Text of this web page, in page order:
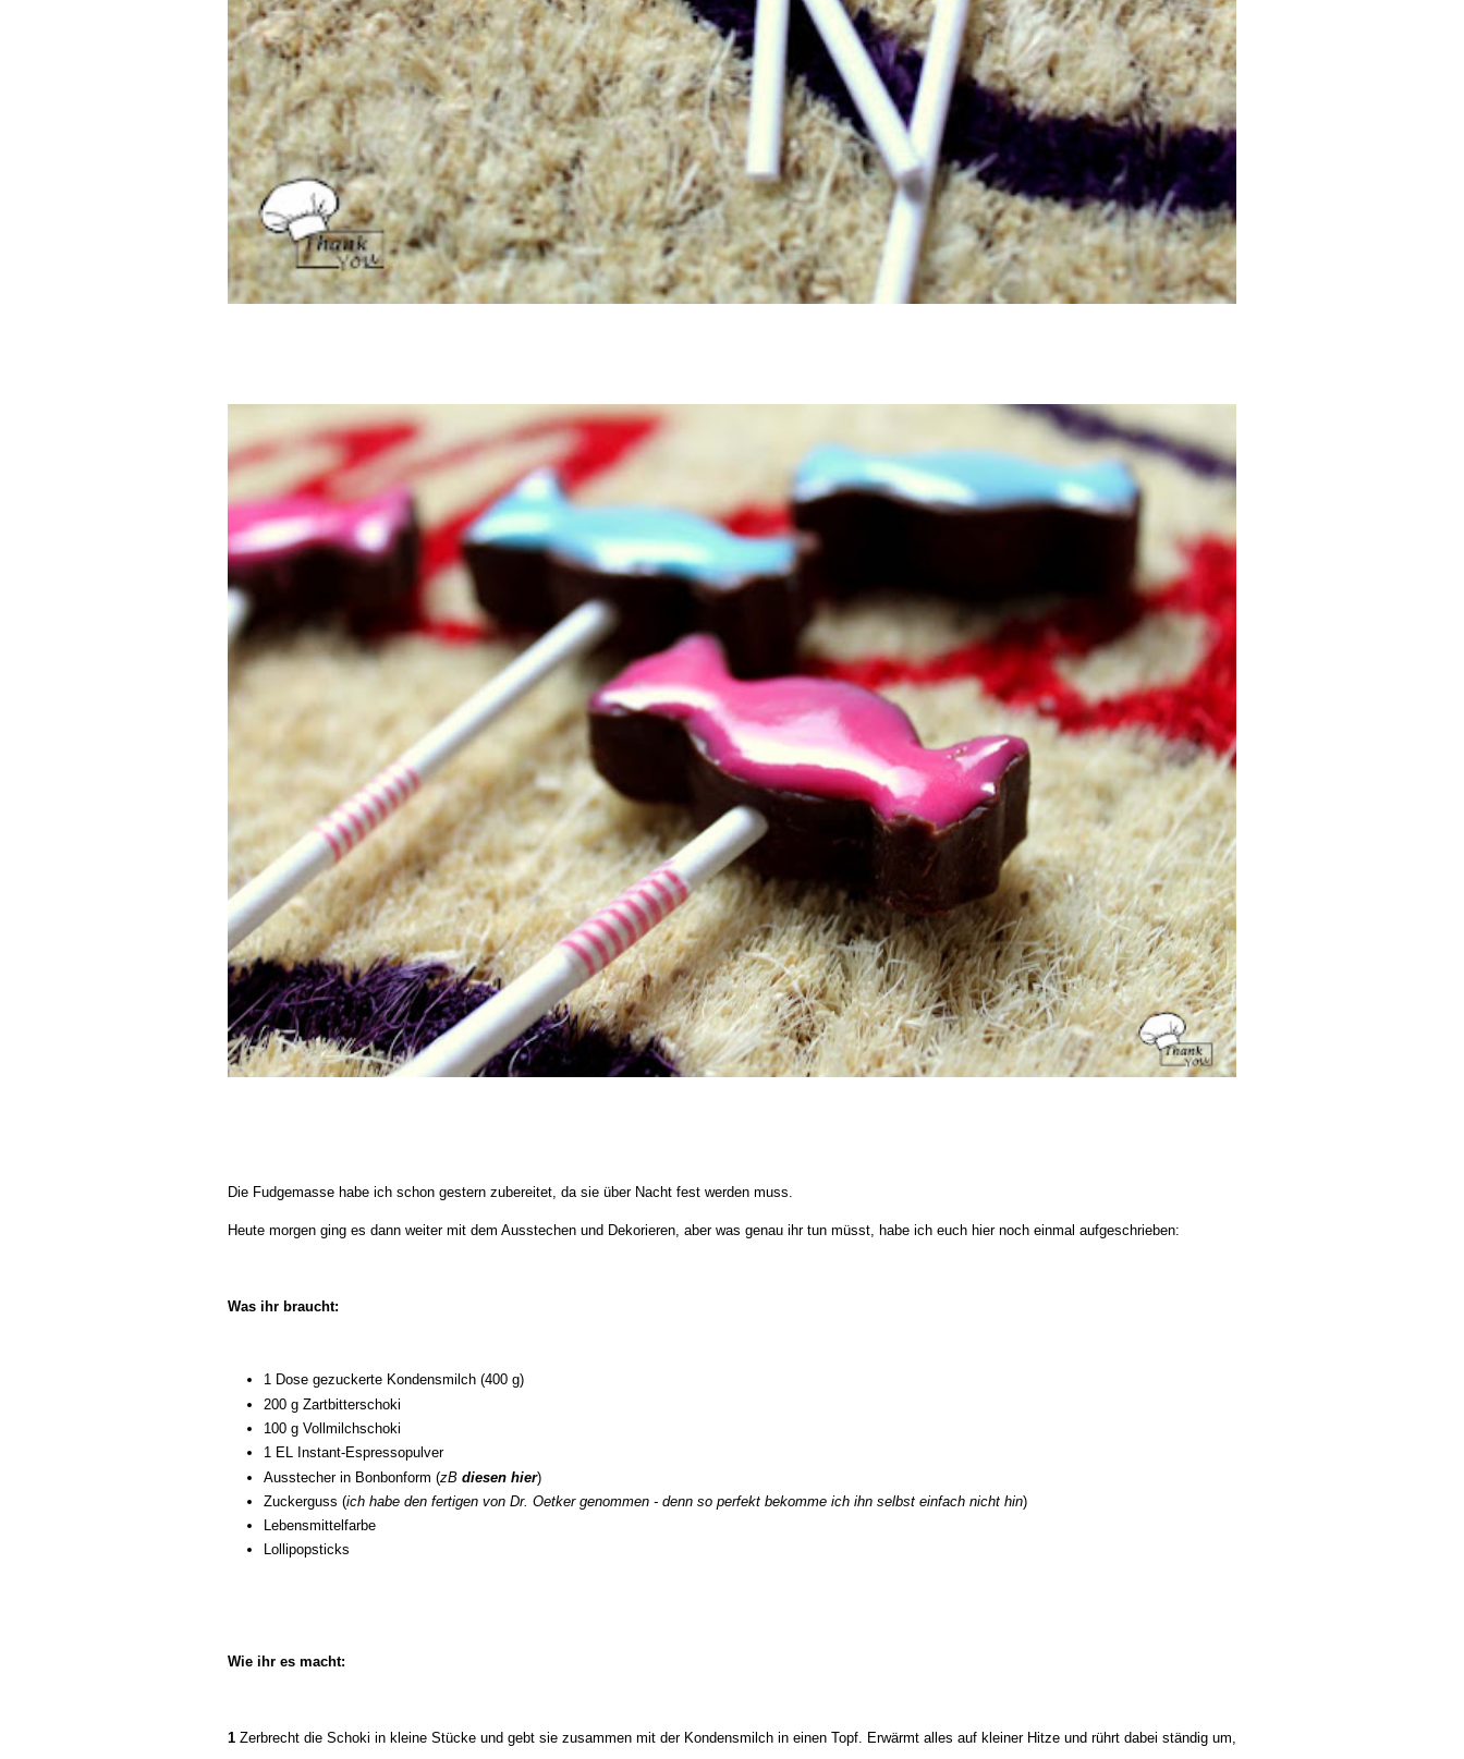
Die Fudgemasse habe ich schon gestern zubereitet, da sie über Nacht fest werden muss.
Heute morgen ging es dann weiter mit dem Ausstechen und Dekorieren, aber was genau ihr tun müsst, habe ich euch hier noch einmal aufgeschrieben:
Was ihr braucht:
1 Dose gezuckerte Kondensmilch (400 g)
200 g Zartbitterschoki
100 g Vollmilchschoki
1 EL Instant-Espressopulver
Ausstecher in Bonbonform (zB diesen hier)
Zuckerguss (ich habe den fertigen von Dr. Oetker genommen - denn so perfekt bekomme ich ihn selbst einfach nicht hin)
Lebensmittelfarbe
Lollipopsticks
Wie ihr es macht:
1 Zerbrecht die Schoki in kleine Stücke und gebt sie zusammen mit der Kondensmilch in einen Topf. Erwärmt alles auf kleiner Hitze und rührt dabei ständig um,